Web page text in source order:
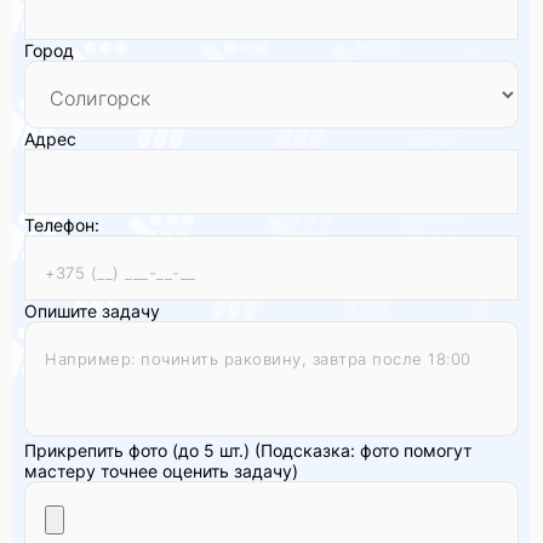
Город
Адрес
Телефон:
Опишите задачу
Прикрепить фото (до 5 шт.) (Подсказка: фото помогут
мастеру точнее оценить задачу)